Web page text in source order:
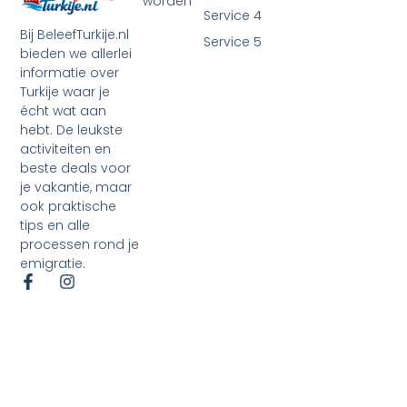
Bij BeleefTurkije.nl
bieden we allerlei
informatie over
Turkije waar je
écht wat aan
hebt. De leukste
activiteiten en
beste deals voor
je vakantie, maar
ook praktische
tips en alle
processen rond je
emigratie.
Service 4
Service 5